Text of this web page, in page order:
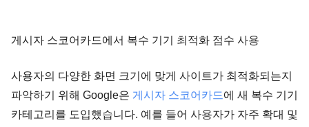
게시자 스코어카드에서 복수 기기 최적화 점수 사용
사용자의 다양한 화면 크기에 맞게 사이트가 최적화되는지
파악하기 위해 Google은 게시자 스코어카드에 새 복수 기기
카테고리를 도입했습니다. 예를 들어 사용자가 자주 확대 및